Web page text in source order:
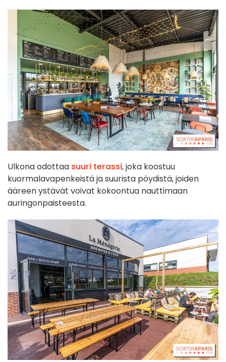
Ulkona odottaa suuri terassi, joka koostuu
kuormalavapenkeistä ja suurista pöydistä, joiden
ääreen ystävät voivat kokoontua nauttimaan
auringonpaisteesta.